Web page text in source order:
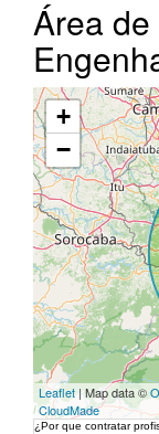
Área
+
−
Leaflet | Map data ©
CloudMade
¿Por que contratar